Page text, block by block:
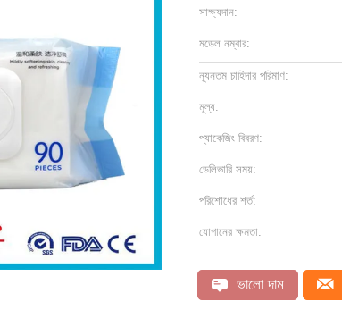
সাক্ষ্যদান:
মডেল নম্বার:
ন্যূনতম চাহিদার পরিমাণ:
মূল্য:
প্যাকেজিং বিবরণ:
ডেলিভারি সময়:
পরিশোধের শর্ত:
যোগানের ক্ষমতা:
ভালো দাম